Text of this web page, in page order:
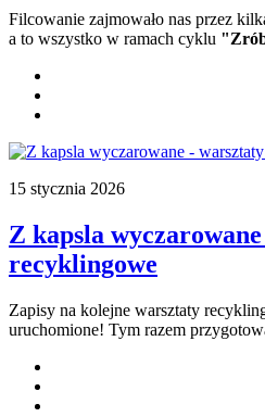
Filcowanie zajmowało nas przez
a to wszystko w ramach cyklu
15 stycznia 2026
Z kapsla
recyklingowe
Zapisy na kolejne warsztaty
uruchomione! Tym razem